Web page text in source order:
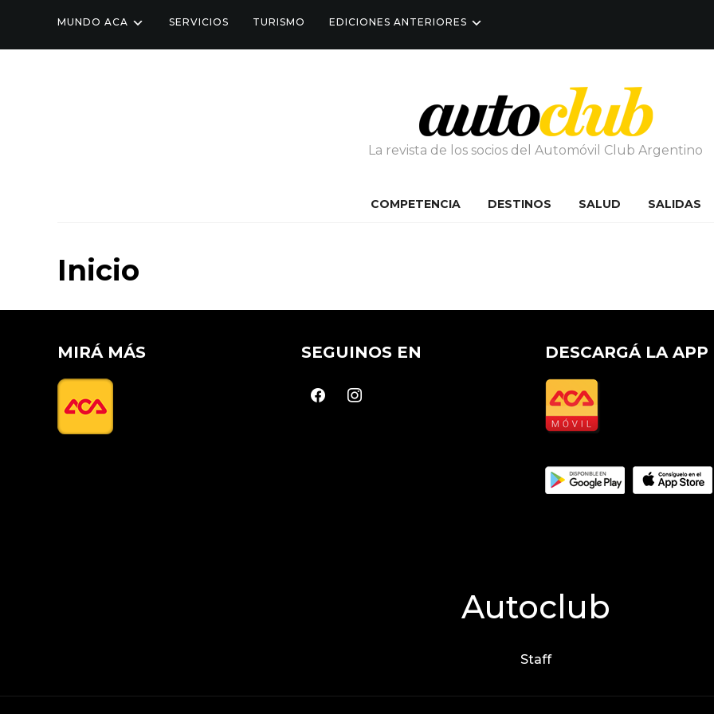
MUNDO ACA SERVICIOS TURISMO EDICIONES ANTERIORES
La revista de los socios del Automóvil Club Argentino
COMPETENCIA DESTINOS SALUD SALIDAS
Inicio
MIRÁ MÁS SEGUINOS EN
facebookinstagram
DESCARGÁ LA APP
Autoclub
Staff